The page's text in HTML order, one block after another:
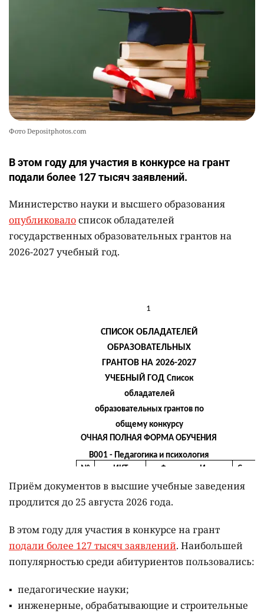
🏇 В Астане наказали мужчину, который ездил
37
Фото Depositphotos.com
В этом году для участия в конкурсе на грант
подали более 127 тысяч заявлений.
Министерство науки и высшего образования
опубликовалосписок обладателей
государственных образовательных грантов на
2026-2027 учебный год.
Приём документов в высшие учебные заведения
продлится до 25 августа 2026 года.
В этом году для участия в конкурсе на грант
подали более 127 тысяч заявлений. Наибольшей
популярностью среди абитуриентов пользовались:
педагогические науки;
инженерные, обрабатывающие и строительные